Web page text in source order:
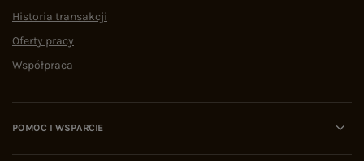
Historia transakcji
Oferty pracy
Współpraca
POMOC I WSPARCIE